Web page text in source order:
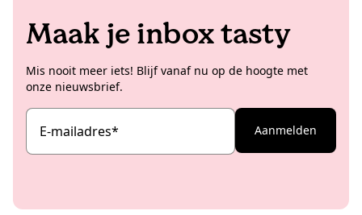
Maak je inbox tasty
Mis nooit meer iets! Blijf vanaf nu op de hoogte met
onze nieuwsbrief.
E-mailadres* Aanmelden